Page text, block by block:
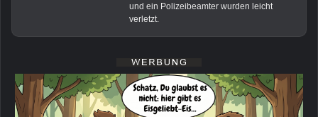
und ein Polizeibeamter wurden leicht
verletzt.